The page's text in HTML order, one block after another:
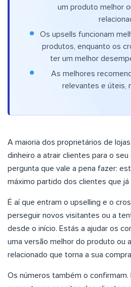
um produto melhor
Os upsells funcionam
produtos, enquanto os
ter um melhor
As melhores
relevantes e úteis,
A maioria dos proprietários de
dinheiro a atrair clientes para o
pergunta que vale a pena fazer:
máximo partido dos clientes que já
É aí que entram o upselling e o
perseguir novos visitantes ou a
desde o início. Estás a ajudar os
uma versão melhor do produto ou
relacionado que torna a sua
Os números também o confirmam.